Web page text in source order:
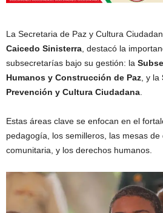
La Secretaria de Paz y Cultura
Caicedo Sinisterra, destacó la
subsecretarías bajo su gestión: la
Humanos y Construcción de Paz, y la
Prevención y Cultura Ciudadana.
Estas áreas clave se enfocan en el
pedagogía, los semilleros, las mesas de
comunitaria, y los derechos humanos.